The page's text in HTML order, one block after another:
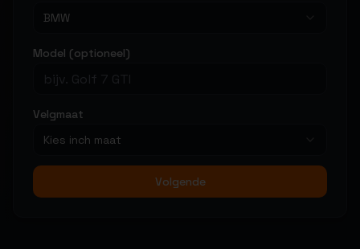
BMW
Model (optioneel)
Velgmaat
Kies inch maat
Volgende